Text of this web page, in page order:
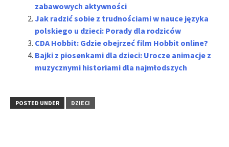
zabawowych aktywności
Jak radzić sobie z trudnościami w nauce języka
polskiego u dzieci: Porady dla rodziców
CDA Hobbit: Gdzie obejrzeć film Hobbit online?
Bajki z piosenkami dla dzieci: Urocze animacje z
muzycznymi historiami dla najmłodszych
POSTED UNDER DZIECI